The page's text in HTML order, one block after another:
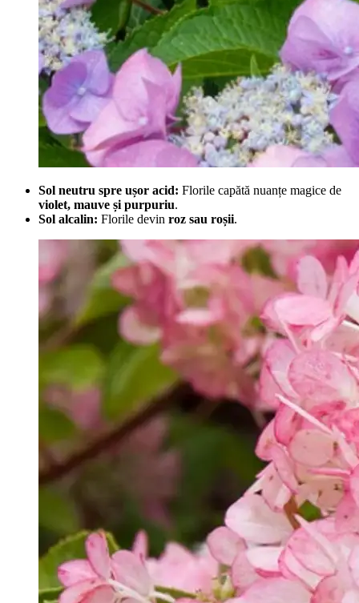
Sol neutru spre ușor acid: Florile capătă nuanțe magice de
violet, mauve și purpuriu.
Sol alcalin: Florile devin roz sau roșii.